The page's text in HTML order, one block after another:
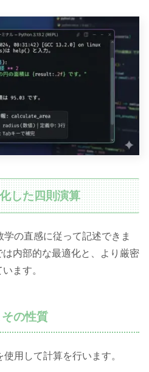
した四則演算
の直感に従って記述できま
内部的な最適化と、より厳密
ます。
の性質
用して計算を行います。